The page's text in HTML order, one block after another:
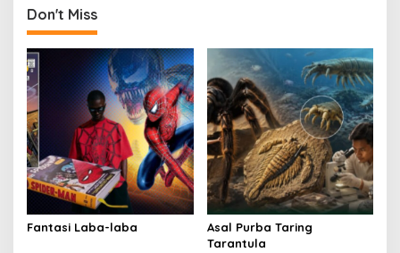
n
a
v
i
g
a
t
i
o
n
Don't Miss
Fantasi Laba-laba
Asal Purba Taring
Tarantula